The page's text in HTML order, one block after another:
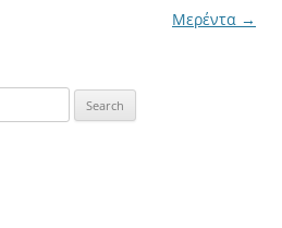
Μερέντα →